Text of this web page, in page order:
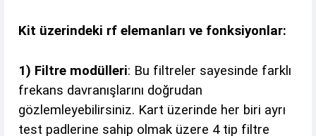
Kit üzerindeki rf elemanları ve fonksiyonlar:
1) Filtre modülleri: Bu filtreler sayesinde farklı
frekans davranışlarını doğrudan
gözlemleyebilirsiniz. Kart üzerinde her biri ayrı
test padlerine sahip olmak üzere 4 tip filtre